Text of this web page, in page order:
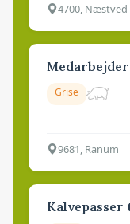
4700, Næstved
Grise
9681, Ranum